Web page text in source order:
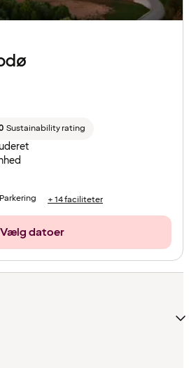
Sustainability rating
Parkering + 14 faciliteter
Vælg datoer